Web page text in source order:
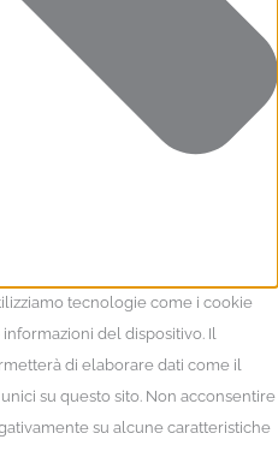
tecnologie come i cookie
del dispositivo. Il
di elaborare dati come il
su questo sito. Non acconsentire
su alcune caratteristiche